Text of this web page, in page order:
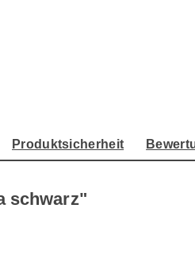
Produktsicherheit
schwarz"